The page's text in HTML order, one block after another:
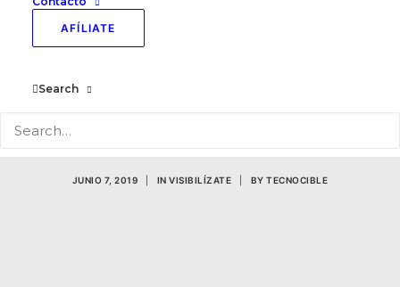
AFÍLIATE
Search
Villa de Álvarez
Tradición Visibilízate
JUNIO 7, 2019 INVISIBILÍZATE BYTECNOCIBLE